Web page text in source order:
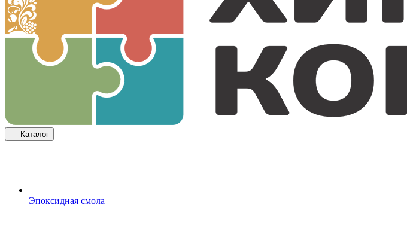
Каталог
Эпоксидная смола